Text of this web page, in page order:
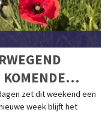
KOMENDE
zet dit weekend een
week blijft het